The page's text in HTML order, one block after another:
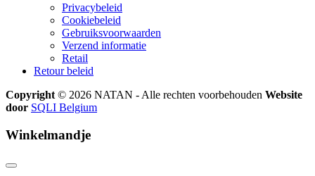
Privacybeleid
Cookiebeleid
Gebruiksvoorwaarden
Verzend informatie
Retail
Retour beleid
Copyright © 2026 NATAN - Alle rechten voorbehouden Website
door SQLI Belgium
Winkelmandje